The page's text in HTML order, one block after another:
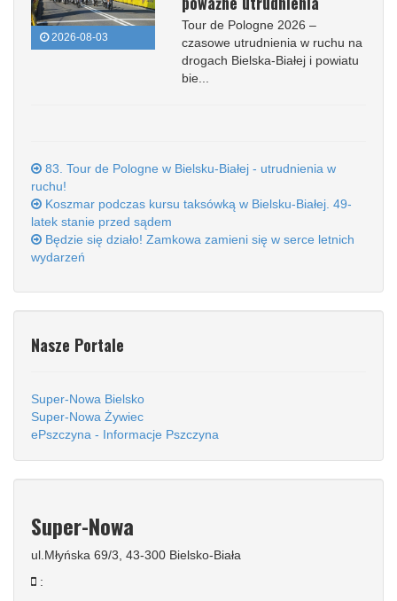
2026-08-03
Tour de Pologne 2026 –
czasowe utrudnienia w ruchu na
drogach Bielska-Białej i powiatu
bie...
83. Tour de Pologne w Bielsku-Białej - utrudnienia w
ruchu!
Koszmar podczas kursu taksówką w Bielsku-Białej. 49-
latek stanie przed sądem
Będzie się działo! Zamkowa zamieni się w serce letnich
wydarzeń
Nasze Portale
Super-Nowa Bielsko
Super-Nowa Żywiec
ePszczyna - Informacje Pszczyna
Super-Nowa
ul.Młyńska 69/3, 43-300 Bielsko-Biała
: